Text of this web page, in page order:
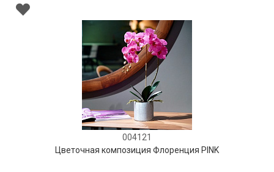
004121
Цветочная композиция Флоренция PINK